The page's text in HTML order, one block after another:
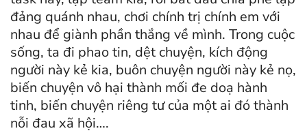
đảng quánh nhau, chơi chính trị chính em với
nhau để giành phần thắng về mình. Trong cuộc
sống, ta đi phao tin, dệt chuyện, kích động
người này kẻ kia, buôn chuyện người này kẻ nọ,
biến chuyện vô hại thành mối đe doạ hành
tinh, biến chuyện riêng tư của một ai đó thành
nỗi đau xã hội….